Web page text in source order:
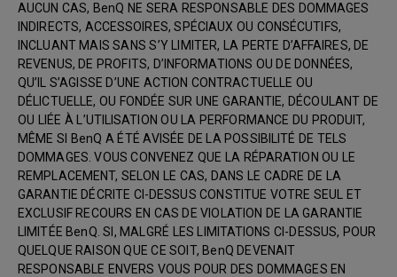
AUCUN CAS, BenQ NE SERA RESPONSABLE DES DOMMAGES
INDIRECTS, ACCESSOIRES, SPÉCIAUX OU CONSÉCUTIFS,
INCLUANT MAIS SANS S’Y LIMITER, LA PERTE D’AFFAIRES, DE
REVENUS, DE PROFITS, D’INFORMATIONS OU DE DONNÉES,
QU’IL S’AGISSE D’UNE ACTION CONTRACTUELLE OU
DÉLICTUELLE, OU FONDÉE SUR UNE GARANTIE, DÉCOULANT DE
OU LIÉE À L’UTILISATION OU LA PERFORMANCE DU PRODUIT,
MÊME SI BenQ A ÉTÉ AVISÉE DE LA POSSIBILITÉ DE TELS
DOMMAGES. VOUS CONVENEZ QUE LA RÉPARATION OU LE
REMPLACEMENT, SELON LE CAS, DANS LE CADRE DE LA
GARANTIE DÉCRITE CI-DESSUS CONSTITUE VOTRE SEUL ET
EXCLUSIF RECOURS EN CAS DE VIOLATION DE LA GARANTIE
LIMITÉE BenQ. SI, MALGRÉ LES LIMITATIONS CI-DESSUS, POUR
QUELQUE RAISON QUE CE SOIT, BenQ DEVENAIT
RESPONSABLE ENVERS VOUS POUR DES DOMMAGES EN